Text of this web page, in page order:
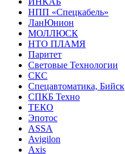
НПП «Спецкабель»
ЛанЮнион
МОЛЛЮСК
НТО ПЛАМЯ
Паритет
Световые Технологии
СКС
Спецавтоматика, Бийск
СПКБ Техно
ТЕКО
Эпотос
ASSA
Avigilon
Axis